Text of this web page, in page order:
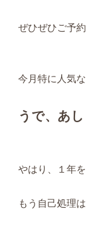
ぜひぜひご予
今月特に人気
うで、あし
やはり、１年
もう自己処理